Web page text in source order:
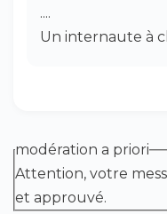
....
Un internaute à
modération a priori
Attention, votre
et approuvé.